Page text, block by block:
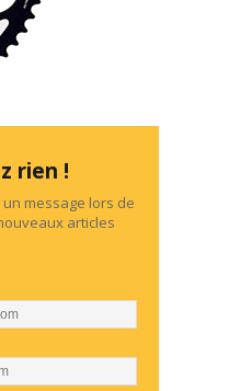
rien !
message lors de
articles